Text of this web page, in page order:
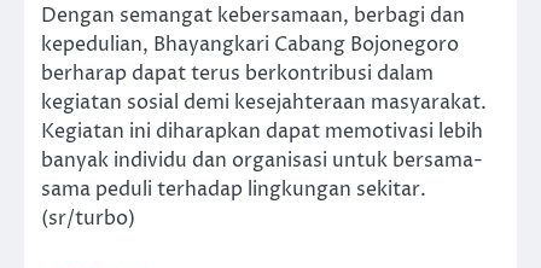
Dengan semangat kebersamaan, berbagi dan
kepedulian, Bhayangkari Cabang Bojonegoro
berharap dapat terus berkontribusi dalam
kegiatan sosial demi kesejahteraan masyarakat.
Kegiatan ini diharapkan dapat memotivasi lebih
banyak individu dan organisasi untuk bersama-
sama peduli terhadap lingkungan sekitar.
(sr/turbo)